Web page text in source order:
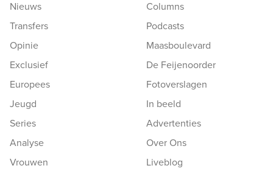
Nieuws
Transfers
Opinie
Exclusief
Europees
Jeugd
Series
Analyse
Vrouwen
Columns
Podcasts
Maasboulevard
De Feijenoorder
Fotoverslagen
In beeld
Advertenties
Over Ons
Liveblog